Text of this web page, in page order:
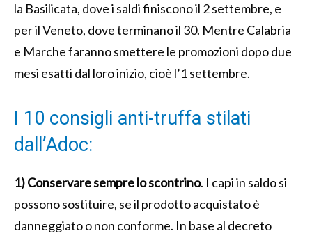
la Basilicata, dove i saldi finiscono il 2 settembre, e
per il Veneto, dove terminano il 30. Mentre Calabria
e Marche faranno smettere le promozioni dopo due
mesi esatti dal loro inizio, cioè l’1 settembre.
I 10 consigli anti-truffa stilati
dall’Adoc:
1) Conservare sempre lo scontrino. I capi in saldo si
possono sostituire, se il prodotto acquistato è
danneggiato o non conforme. In base al decreto